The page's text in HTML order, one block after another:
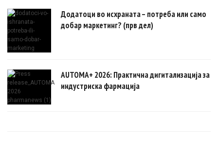
Додатоци во исхраната – потреба или само
добар маркетинг? (прв дел)
AUTOMA+ 2026: Практична дигитализација за
индустриска фармација